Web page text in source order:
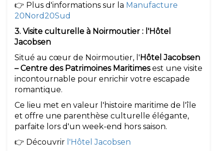
👉 Plus d'informations sur la Manufacture
20Nord20Sud
3. Visite culturelle à Noirmoutier : l'Hôtel
Jacobsen
Situé au cœur de Noirmoutier, l' Hôtel Jacobsen
– Centre des Patrimoines Maritimesest une visite
incontournable pour enrichir votre escapade
romantique.
Ce lieu met en valeur l'histoire maritime de l'île
et offre une parenthèse culturelle élégante,
parfaite lors d'un week-end hors saison.
👉 Découvrir l'Hôtel Jacobsen